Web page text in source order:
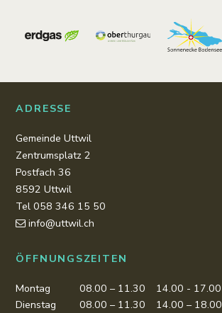
ADRESSE
Gemeinde Uttwil
Zentrumsplatz 2
Postfach 36
8592 Uttwil
Tel 058 346 15 50
info@uttwil.ch
ÖFFNUNGSZEITEN
Montag 08.00 – 11.30
14.00 - 17.00
Dienstag
08.00 – 11.30
14.00 – 18.00